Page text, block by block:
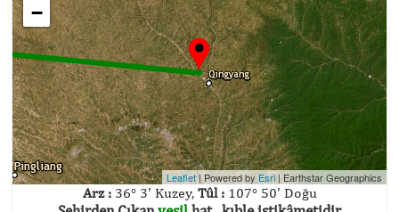
−
Leaflet | Powered by Esri| Earthstar Geographics
Arz :36° 3' Kuzey, Tûl :107° 50' Doğu